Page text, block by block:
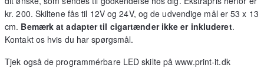
kr. 200. Skiltene fås til 12V og 24V, og de udvendige mål er 53 x 13
cm. Bemærk at adapter til cigartænder ikke er inkluderet.
Kontakt os hvis du har spørgsmål.
Tjek også de programmérbare LED skilte på www.print-it.dk